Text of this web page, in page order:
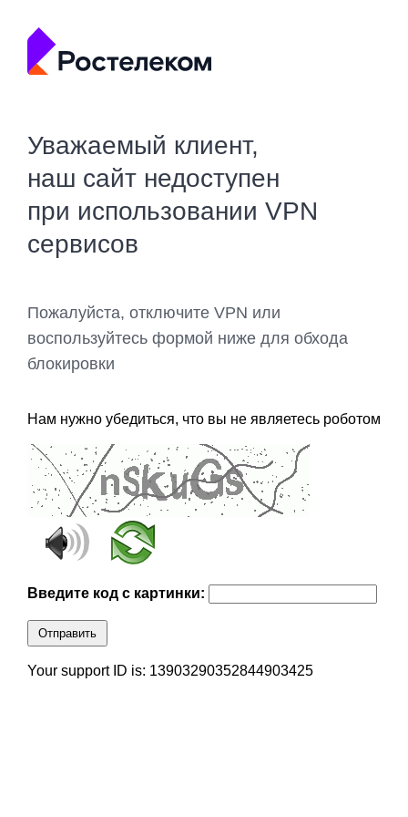
Уважаемый клиент,
наш сайт недоступен
при использовании VPN
сервисов
Пожалуйста, отключите VPN или
воспользуйтесь формой ниже для обхода
блокировки
Нам нужно убедиться, что вы не являетесь роботом
Введите код с картинки:
Отправить
Your support ID is: 13903290352844903425